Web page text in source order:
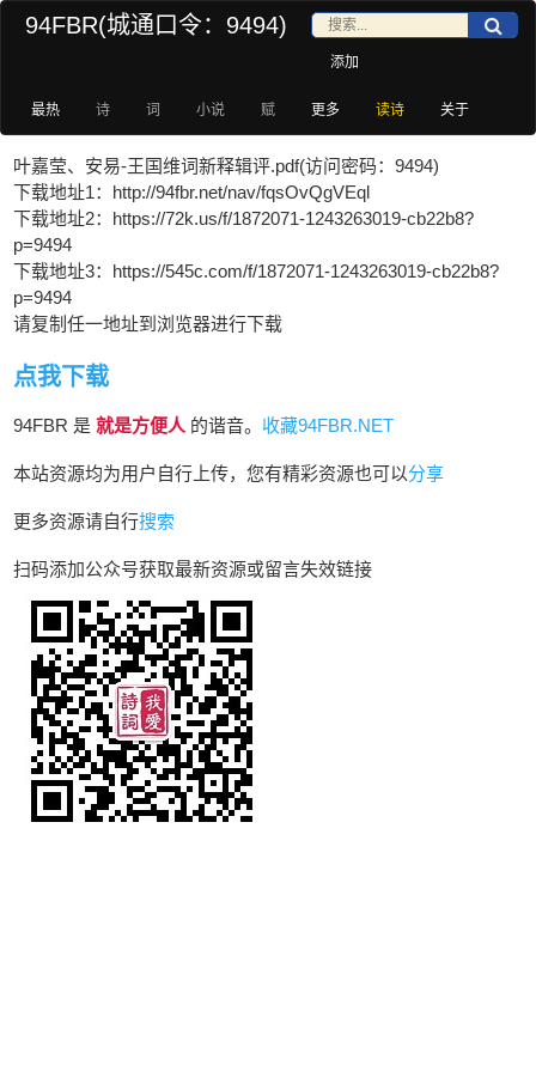
94FBR(城通口令：9494)
添加
最热 诗 词 小说 赋 更多 读诗 关于
叶嘉莹、安易-王国维词新释辑评.pdf(访问密码：9494)
下载地址1：http://94fbr.net/nav/fqsOvQgVEql
下载地址2：https://72k.us/f/1872071-1243263019-cb22b8?
p=9494
下载地址3：https://545c.com/f/1872071-1243263019-cb22b8?
p=9494
请复制任一地址到浏览器进行下载
点我下载
94FBR 是就是方便人 的谐音。 收藏94FBR.NET
本站资源均为用户自行上传，您有精彩资源也可以分享
更多资源请自行搜索
扫码添加公众号获取最新资源或留言失效链接